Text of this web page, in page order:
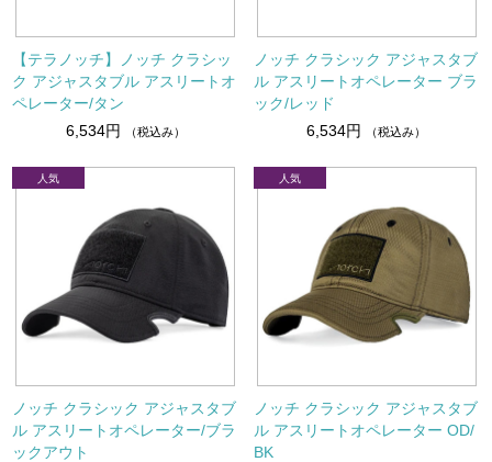
【テラノッチ】ノッチ クラシッ
ク アジャスタブル アスリートオ
ペレーター/タン
6,534円
（税込み）
ノッチ クラシック アジャスタブ
ル アスリートオペレーター ブラ
ック/レッド
6,534円
（税込み）
ノッチ クラシック アジャスタブ
ル アスリートオペレーター/ブラ
ックアウト
ノッチ クラシック アジャスタブ
ル アスリートオペレーター OD/
BK